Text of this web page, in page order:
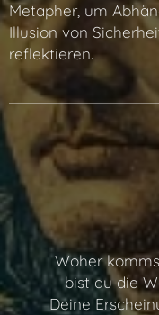
Metapher, um
Illusion von
reflektieren.
Woher
bist du die
Deine